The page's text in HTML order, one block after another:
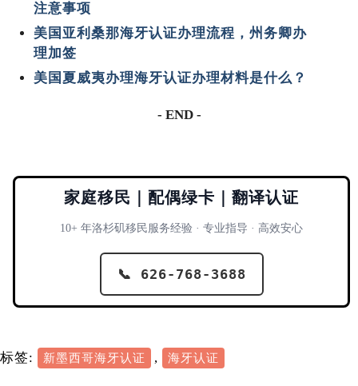
注意事项
美国亚利桑那海牙认证办理流程，州务卿办
理加签
美国夏威夷办理海牙认证办理材料是什么？
- END -
家庭移民｜配偶绿卡｜翻译认证
10+ 年洛杉矶移民服务经验 · 专业指导 · 高效安心
📞 626-768-3688
标签: 新墨西哥海牙认证 , 海牙认证